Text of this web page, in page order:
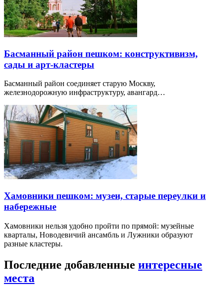
Басманный район пешком: конструктивизм,
сады и арт-кластеры
Басманный район соединяет старую Москву,
железнодорожную инфраструктуру, авангард…
Хамовники пешком: музеи, старые переулки и
набережные
Хамовники нельзя удобно пройти по прямой: музейные
кварталы, Новодевичий ансамбль и Лужники образуют
разные кластеры.
Последние добавленные интересные
места